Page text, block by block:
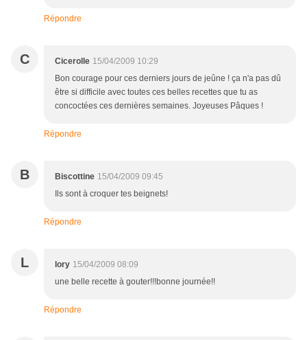
Répondre
C Cicerolle 15/04/2009 10:29
Bon courage pour ces derniers jours de jeûne ! ça n'a pas dû
être si difficile avec toutes ces belles recettes que tu as
concoctées ces dernières semaines. Joyeuses Pâques !
Répondre
B Biscottine 15/04/2009 09:45
Ils sont à croquer tes beignets!
Répondre
L lory 15/04/2009 08:09
une belle recette à gouter!!!bonne journée!!
Répondre